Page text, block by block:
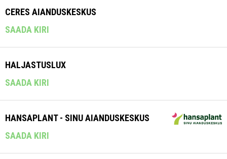
CERES AIANDUSKESKUS
SAADA KIRI
HALJASTUSLUX
SAADA KIRI
HANSAPLANT - SINU AIANDUSKESKUS
SAADA KIRI